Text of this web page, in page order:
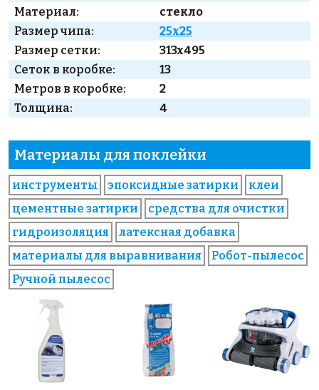
Материал:
стекло
Размер чипа:
25x25
Размер сетки:
313x495
Сеток в коробке:
13
Метров в коробке:
2
Толщина:
4
Материалы для поклейки
инструменты эпоксидные затирки
клеи
цементные затирки
средства для очистки
гидроизоляция
латексная добавка
материалы для выравнивания
Робот-пылесос
Ручной пылесос